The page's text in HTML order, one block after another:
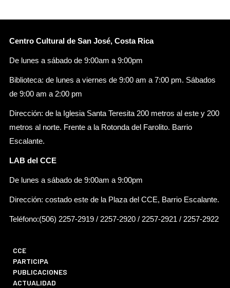
Centro Cultural de San José, Costa Rica
De lunes a sábado de 9:00am a 9:00pm
Biblioteca: de lunes a viernes de 9:00 am a 7:00 pm. Sábados
de 9:00 am a 2:00 pm
Dirección: de la Iglesia Santa Teresita 200 metros al este y 200
metros al norte. Frente a la Rotonda del Farolito. Barrio
Escalante.
LAB del CCE
De lunes a sábado de 9:00am a 9:00pm
Dirección: costado este de la Plaza del CCE, Barrio Escalante.
Teléfono:(506) 2257-2919 / 2257-2920 / 2257-2921 / 2257-2922
CCE
PARTICIPA
PUBLICACIONES
ACTUALIDAD